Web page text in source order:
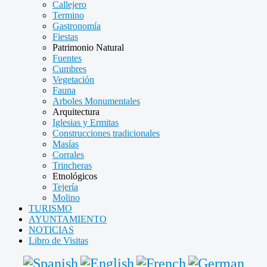
Callejero
Termino
Gastronomía
Fiestas
Patrimonio Natural
Fuentes
Cumbres
Vegetación
Fauna
Arboles Monumentales
Arquitectura
Iglesias y Ermitas
Construcciones tradicionales
Masías
Corrales
Trincheras
Etnológicos
Tejería
Molino
TURISMO
AYUNTAMIENTO
NOTICIAS
Libro de Visitas